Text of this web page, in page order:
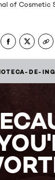
of Cosmetic
DE-